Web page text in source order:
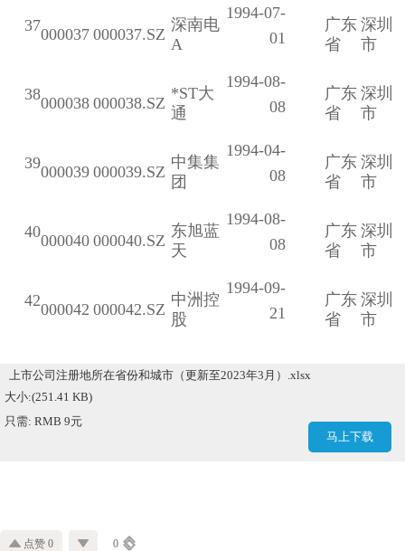
37000037 000037.SZ
深南电
A
1994-07-
01
广东
省
深圳
市
38000038 000038.SZ
*ST大
通
1994-08-
08
广东
省
深圳
市
39000039 000039.SZ
中集集
团
1994-04-
08
广东
省
深圳
市
40000040 000040.SZ
东旭蓝
天
1994-08-
08
广东
省
深圳
市
42000042 000042.SZ
中洲控
股
1994-09-
21
广东
省
深圳
市
上市公司注册地所在省份和城市（更新至2023年3月）.xlsx
大小:(251.41 KB)
只需: RMB 9元
马上下载
点赞 0 0